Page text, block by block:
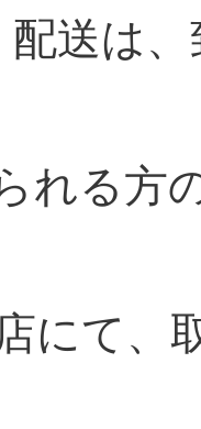
配送は
れる方
にて、